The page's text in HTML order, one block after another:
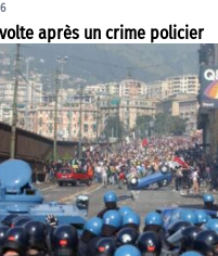
après un crime policier